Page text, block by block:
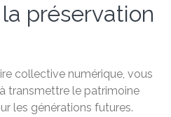
préservation
collective numérique, vous
transmettre le patrimoine
les générations futures.